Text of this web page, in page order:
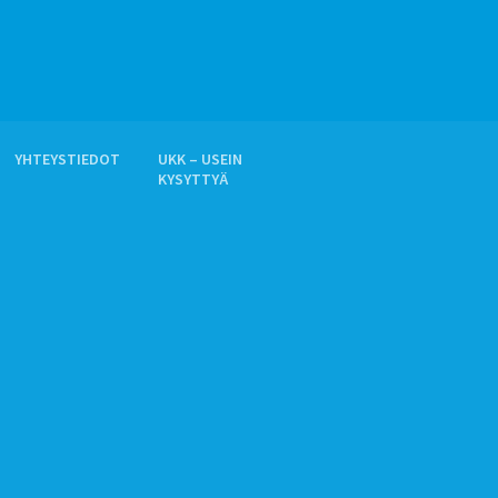
YHTEYSTIEDOT
UKK – USEIN
KYSYTTYÄ